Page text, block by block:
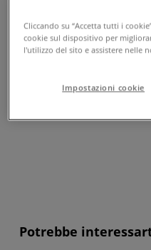
La carta per acquerello
è l'ultima novità delle carte
satinatura, la quale infatti
Potrebbe
Cliccando su “Accetta tutti i
cookie sul dispositivo per
l'utilizzo del sito e assistere nelle
Impostazioni cookie